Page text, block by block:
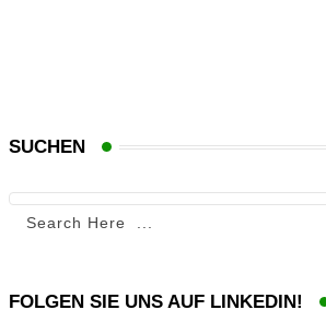
SUCHEN
FOLGEN SIE UNS AUF LINKEDIN!